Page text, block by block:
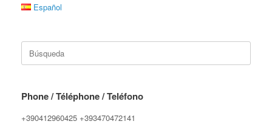
Español
Buscar:
Phone / Téléphone / Teléfono
+390412960425 +393470472141